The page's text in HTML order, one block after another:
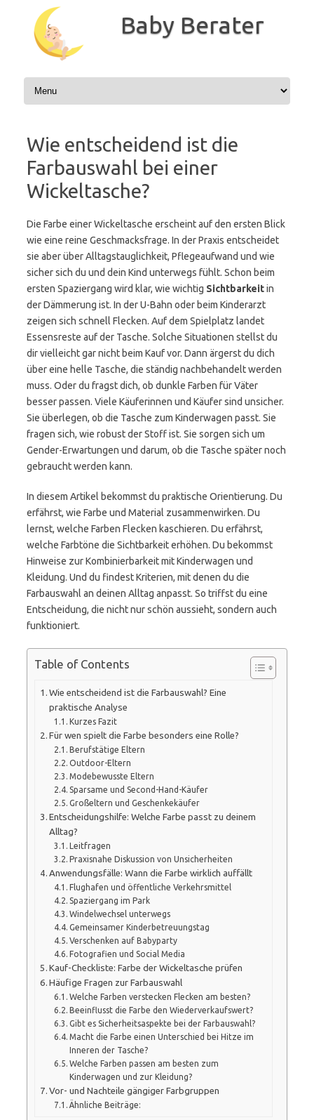
Inhalt
springen
Baby Berater
Wie entscheidend ist die
Farbauswahl bei einer
Wickeltasche?
Die Farbe einer Wickeltasche erscheint auf den ersten Blick
wie eine reine Geschmacksfrage. In der Praxis entscheidet
sie aber über Alltagstauglichkeit, Pflegeaufwand und wie
sicher sich du und dein Kind unterwegs fühlt. Schon beim
ersten Spaziergang wird klar, wie wichtig Sichtbarkeitin
der Dämmerung ist. In der U-Bahn oder beim Kinderarzt
zeigen sich schnell Flecken. Auf dem Spielplatz landet
Essensreste auf der Tasche. Solche Situationen stellst du
dir vielleicht gar nicht beim Kauf vor. Dann ärgerst du dich
über eine helle Tasche, die ständig nachbehandelt werden
muss. Oder du fragst dich, ob dunkle Farben für Väter
besser passen. Viele Käuferinnen und Käufer sind unsicher.
Sie überlegen, ob die Tasche zum Kinderwagen passt. Sie
fragen sich, wie robust der Stoff ist. Sie sorgen sich um
Gender-Erwartungen und darum, ob die Tasche später noch
gebraucht werden kann.
In diesem Artikel bekommst du praktische Orientierung. Du
erfährst, wie Farbe und Material zusammenwirken. Du
lernst, welche Farben Flecken kaschieren. Du erfährst,
welche Farbtöne die Sichtbarkeit erhöhen. Du bekommst
Hinweise zur Kombinierbarkeit mit Kinderwagen und
Kleidung. Und du findest Kriterien, mit denen du die
Farbauswahl an deinen Alltag anpasst. So triffst du eine
Entscheidung, die nicht nur schön aussieht, sondern auch
funktioniert.
Table of Contents
Wie entscheidend ist die Farbauswahl? Eine
praktische Analyse
Kurzes Fazit
Für wen spielt die Farbe besonders eine Rolle?
Berufstätige Eltern
Outdoor-Eltern
Modebewusste Eltern
Sparsame und Second-Hand-Käufer
Großeltern und Geschenkekäufer
Entscheidungshilfe: Welche Farbe passt zu deinem
Alltag?
Leitfragen
Praxisnahe Diskussion von Unsicherheiten
Anwendungsfälle: Wann die Farbe wirklich auffällt
Flughafen und öffentliche Verkehrsmittel
Spaziergang im Park
Windelwechsel unterwegs
Gemeinsamer Kinderbetreuungstag
Verschenken auf Babyparty
Fotografien und Social Media
Kauf-Checkliste: Farbe der Wickeltasche prüfen
Häufige Fragen zur Farbauswahl
Welche Farben verstecken Flecken am besten?
Beeinflusst die Farbe den Wiederverkaufswert?
Gibt es Sicherheitsaspekte bei der Farbauswahl?
Macht die Farbe einen Unterschied bei Hitze im
Inneren der Tasche?
Welche Farben passen am besten zum
Kinderwagen und zur Kleidung?
Vor- und Nachteile gängiger Farbgruppen
Ähnliche Beiträge: